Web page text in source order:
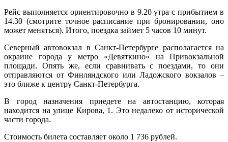
Рейс выполняется ориентировочно в 9.20 утра с прибытием в
14.30 (смотрите точное расписание при бронировании, оно
может меняться). Итого, поездка займет 5 часов 10 минут.
Северный автовокзал в Санкт-Петербурге располагается на
окраине города у метро «Девяткино» на Привокзальной
площади. Опять же, если сравнивать с поездами, то они
отправляются от Финляндского или Ладожского вокзалов –
это ближе к центру Санкт-Петербурга.
В город назначения приедете на автостанцию, которая
находится на улице Кирова, 1. Это недалеко от исторической
части города.
Стоимость билета составляет около 1 736 рублей.